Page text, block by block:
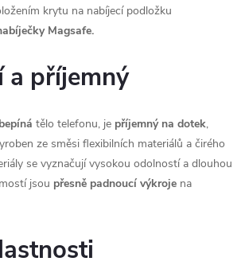
krytu na nabíjecí podložku
Magsafe.
a příjemný
tělo telefonu, je příjemný na dotek,
ze směsi flexibilních materiálů a čirého
se vyznačují vysokou odolností a dlouhou
jsou přesně padnoucí výkroje na